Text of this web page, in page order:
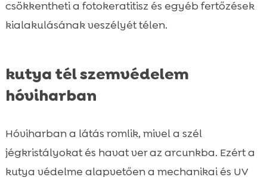
csökkentheti a fotokeratitisz és egyéb fertőzések
kialakulásának veszélyét télen.
kutya tél szemvédelem
hóviharban
Hóviharban a látás romlik, mivel a szél
jégkristályokat és havat ver az arcunkba. Ezért a
kutya védelme alapvetően a mechanikai és UV